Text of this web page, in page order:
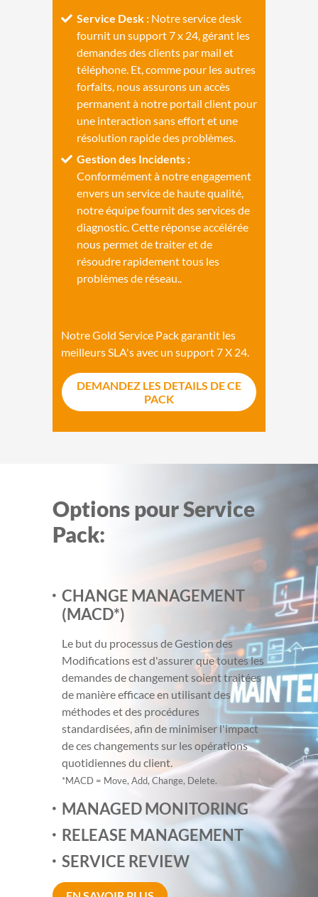
Service Desk :Notre service desk
fournit un support 7 x 24, gérant les
demandes des clients par mail et
téléphone. Et, comme pour les autres
forfaits, nous assurons un accès
permanent à notre portail client pour
une interaction sans effort et une
résolution rapide des problèmes.
Gestion des Incidents :
Conformément à notre engagement
envers un service de haute qualité,
notre équipe fournit des services de
diagnostic. Cette réponse accélérée
nous permet de traiter et de
résoudre rapidement tous les
problèmes de réseau..
Notre Gold Service Pack garantit les
meilleurs SLA's avec un support 7 X 24.
DEMANDEZ LES DETAILS DE CE
PACK
Options pour Service
Pack:
CHANGE MANAGEMENT
(MACD*)
Le but du processus de Gestion des
Modifications est d'assurer que toutes les
demandes de changement soient traitées
de manière efficace en utilisant des
méthodes et des procédures
standardisées, afin de minimiser l'impact
de ces changements sur les opérations
quotidiennes du client.
*MACD = Move, Add, Change, Delete.
MANAGED MONITORING
RELEASE MANAGEMENT
SERVICE REVIEW